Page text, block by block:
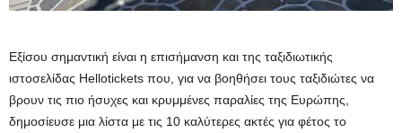
Εξίσου σημαντική είναι η επισήμανση και της ταξιδιωτικής
ιστοσελίδας Hellotickets που, για να βοηθήσει τους ταξιδιώτες να
βρουν τις πιο ήσυχες και κρυμμένες παραλίες της Ευρώπης,
δημοσίευσε μια λίστα με τις 10 καλύτερες ακτές για φέτος το